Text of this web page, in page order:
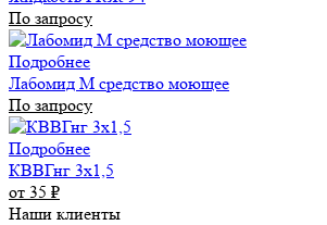
По запросу
Подробнее
Лабомид М средство моющее
По запросу
Подробнее
КВВГнг 3х1,5
от 35 ₽
Наши клиенты